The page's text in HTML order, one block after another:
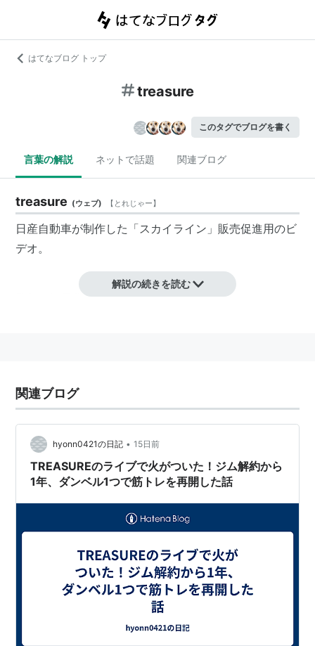
はてなブログ トップ
treasure
このタグでブログを書く
言葉の解説 ネットで話題 関連ブログ
treasure (ウェブ) 【 とれじゃー】
日産自動車が制作した「スカイライン」販売促進用のビ
デオ。
監督 紀里谷和明
ヘアメイク 勇見勝彦、AKEMI
CGデザイナー 野崎宏二、溝口結城
音楽 「アラベスク」/Lily Chou Chou
Lyric by Shunji Iwai
Courtesy of OORONG SHA CO,LTD.
制作プロダクション A-LIST
キャスト 北村一輝、りょう、染谷風花 ほか
解説の続きを読む
関連ブログ
hyonn0421の日記 • 15日前
TREASUREのライブで火がついた！ジム解約から
1年、ダンベル1つで筋トレを再開した話